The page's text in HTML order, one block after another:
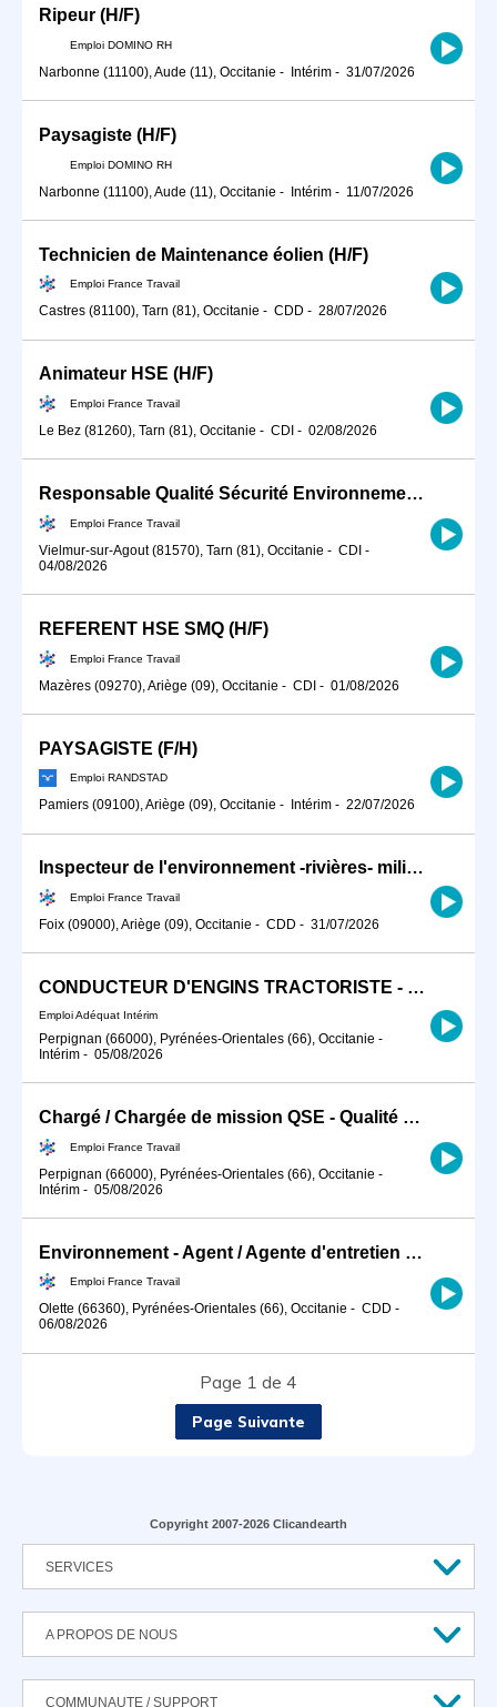
Ripeur (H/F)
Emploi DOMINO RH
Narbonne (11100), Aude (11), Occitanie - Intérim - 31/07/2026
Paysagiste (H/F)
Emploi DOMINO RH
Narbonne (11100), Aude (11), Occitanie - Intérim - 11/07/2026
Technicien de Maintenance éolien (H/F)
Emploi France Travail
Castres (81100), Tarn (81), Occitanie - CDD - 28/07/2026
Animateur HSE (H/F)
Emploi France Travail
Le Bez (81260), Tarn (81), Occitanie - CDI - 02/08/2026
Responsable Qualité Sécurité Environnement -QSE- en industrie (H/F)
Emploi France Travail
Vielmur-sur-Agout (81570), Tarn (81), Occitanie - CDI -
04/08/2026
REFERENT HSE SMQ (H/F)
Emploi France Travail
Mazères (09270), Ariège (09), Occitanie - CDI - 01/08/2026
PAYSAGISTE (F/H)
Emploi RANDSTAD
Pamiers (09100), Ariège (09), Occitanie - Intérim - 22/07/2026
Inspecteur de l'environnement -rivières- milieu aquatiques (H/F)
Emploi France Travail
Foix (09000), Ariège (09), Occitanie - CDD - 31/07/2026
CONDUCTEUR D'ENGINS TRACTORISTE - CACES H/F
Emploi Adéquat Intérim
Perpignan (66000), Pyrénées-Orientales (66), Occitanie -
Intérim - 05/08/2026
Chargé / Chargée de mission QSE - Qualité Sécurité Environnement (H/F)
Emploi France Travail
Perpignan (66000), Pyrénées-Orientales (66), Occitanie -
Intérim - 05/08/2026
Environnement - Agent / Agente d'entretien de l'espace rural (H/F)
Emploi France Travail
Olette (66360), Pyrénées-Orientales (66), Occitanie - CDD -
06/08/2026
Page 1 de 4
Page Suivante
Copyright 2007-2026 Clicandearth
SERVICES
A PROPOS DE NOUS
COMMUNAUTE / SUPPORT